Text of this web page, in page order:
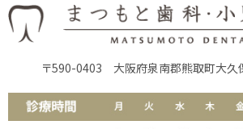
〒590-0403 大阪府泉南郡熊取町大